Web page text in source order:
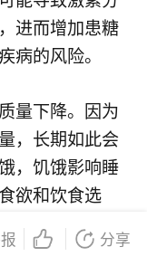
进而增加患糖
病的风险。
量下降。因为
，长期如此会
，饥饿影响睡
欲和饮食选
分享